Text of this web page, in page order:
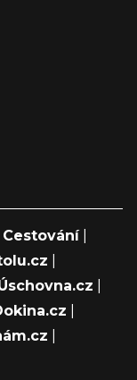
Cestování|